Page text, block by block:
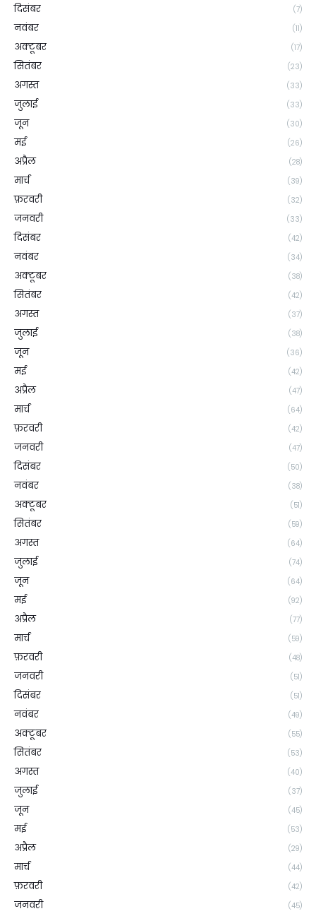
दिसंबर (7)
नवंबर (11)
अक्टूबर (17)
सितंबर (23)
अगस्त (33)
जुलाई (33)
जून (30)
मई (26)
अप्रैल (28)
मार्च (39)
फ़रवरी (32)
जनवरी (33)
दिसंबर (42)
नवंबर (34)
अक्टूबर (38)
सितंबर (42)
अगस्त (37)
जुलाई (38)
जून (36)
मई (42)
अप्रैल (47)
मार्च (64)
फ़रवरी (42)
जनवरी (47)
दिसंबर (50)
नवंबर (38)
अक्टूबर (51)
सितंबर (59)
अगस्त (64)
जुलाई (74)
जून (64)
मई (92)
अप्रैल (77)
मार्च (59)
फ़रवरी (48)
जनवरी (51)
दिसंबर (51)
नवंबर (49)
अक्टूबर (55)
सितंबर (53)
अगस्त (40)
जुलाई (37)
जून (45)
मई (53)
अप्रैल (29)
मार्च (44)
फ़रवरी (42)
जनवरी (45)